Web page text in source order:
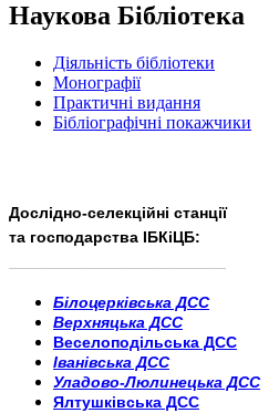
Наукова Бібліотека
Діяльність бібліотеки
Монографії
Практичні видання
Бібліографічні покажчики
Дослідно-селекційні станції
та господарства ІБКіЦБ:
Білоцерківська ДСС
Верхняцька ДСС
Веселоподільська ДСС
Іванівська ДСС
Уладово-Люлинецька ДСС
Ялтушківська ДСС